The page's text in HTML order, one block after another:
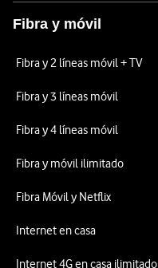
Fibra y móvil
Fibra y 2 líneas móvil + TV
Fibra y 3 líneas móvil
Fibra y 4 líneas móvil
Fibra y móvil ilimitado
Fibra Móvil y Netflix
Internet en casa
Internet 4G en casa ilimitado